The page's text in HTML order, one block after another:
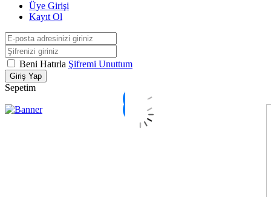
Üye Girişi
Kayıt Ol
Beni Hatırla Şifremi Unuttum
Giriş Yap
Sepetim